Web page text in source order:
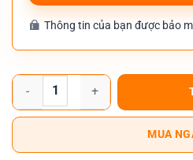
Thông tin của bạn được bảo
Máy Photocopy Ricoh Aficio MP
MUA